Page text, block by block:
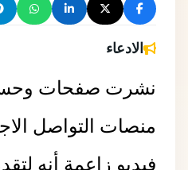
الادعاء
نشرت صفحات
منصات التواصل
فيديو زاعمة أنه